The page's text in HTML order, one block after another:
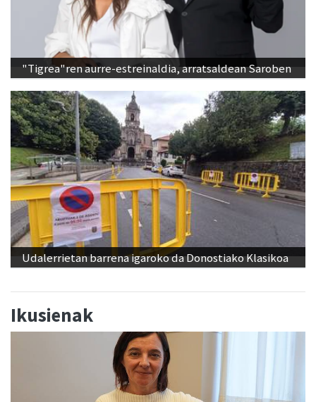
"Tigrea"ren aurre-estreinaldia, arratsaldean Saroben
Udalerrietan barrena igaroko da Donostiako Klasikoa
Ikusienak